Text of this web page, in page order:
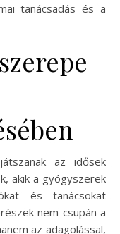
tanácsadás és a
az idősek
akik a gyógyszerek
és tanácsokat
nem csupán a
az adagolással,